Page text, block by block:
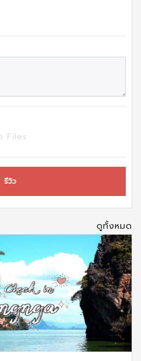
Files
รีวิว
ดูทั้งหมด